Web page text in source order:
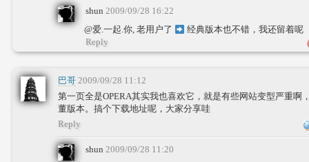
shun 2009/09/28 16:22
@爱.一起.你, 老用户了
经典版本也不错，我还留着呢
Reply
巴哥 2009/09/28 11:12
第一页全是OPERA其实我也喜欢它，就是有些网站变型严重啊
董版本。搞个下载地址呢，大家分享哇
Reply
shun 2009/09/28 11:20